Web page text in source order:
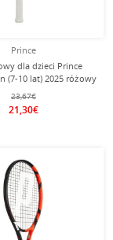
Prince
dla dzieci Prince
(7-10 lat) 2025 różowy
23,67€
21,30€